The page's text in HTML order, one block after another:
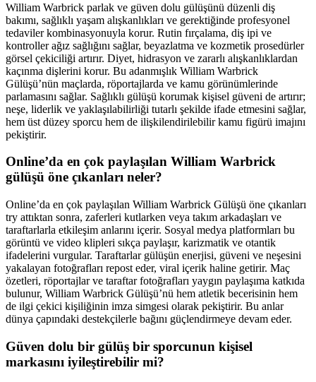
William Warbrick parlak ve güven dolu gülüşünü düzenli diş
bakımı, sağlıklı yaşam alışkanlıkları ve gerektiğinde profesyonel
tedaviler kombinasyonuyla korur. Rutin fırçalama, diş ipi ve
kontroller ağız sağlığını sağlar, beyazlatma ve kozmetik prosedürler
görsel çekiciliği artırır. Diyet, hidrasyon ve zararlı alışkanlıklardan
kaçınma dişlerini korur. Bu adanmışlık William Warbrick
Gülüşü’nün maçlarda, röportajlarda ve kamu görünümlerinde
parlamasını sağlar. Sağlıklı gülüşü korumak kişisel güveni de artırır;
neşe, liderlik ve yaklaşılabilirliği tutarlı şekilde ifade etmesini sağlar,
hem üst düzey sporcu hem de ilişkilendirilebilir kamu figürü imajını
pekiştirir.
Online’da en çok paylaşılan William Warbrick
gülüşü öne çıkanları neler?
Online’da en çok paylaşılan William Warbrick Gülüşü öne çıkanları
try attıktan sonra, zaferleri kutlarken veya takım arkadaşları ve
taraftarlarla etkileşim anlarını içerir. Sosyal medya platformları bu
görüntü ve video klipleri sıkça paylaşır, karizmatik ve otantik
ifadelerini vurgular. Taraftarlar gülüşün enerjisi, güveni ve neşesini
yakalayan fotoğrafları repost eder, viral içerik haline getirir. Maç
özetleri, röportajlar ve taraftar fotoğrafları yaygın paylaşıma katkıda
bulunur, William Warbrick Gülüşü’nü hem atletik becerisinin hem
de ilgi çekici kişiliğinin imza simgesi olarak pekiştirir. Bu anlar
dünya çapındaki destekçilerle bağını güçlendirmeye devam eder.
Güven dolu bir gülüş bir sporcunun kişisel
markasını iyileştirebilir mi?